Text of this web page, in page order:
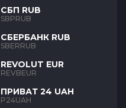
СБП RUB
SBPRUB
СБЕРБАНК RUB
SBERRUB
REVOLUT EUR
REVBEUR
ПРИВАТ 24 UAH
P24UAH